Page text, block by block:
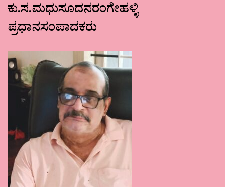
ಕು.ಸ.ಮಧುಸೂದನರಂಗೇಹಳ್ಳಿ
ಪ್ರಧಾನಸಂಪಾದಕರು